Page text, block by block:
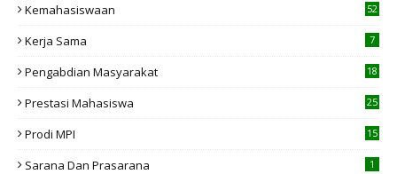
Kemahasiswaan 52
Kerja Sama 7
Pengabdian Masyarakat 18
Prestasi Mahasiswa 25
Prodi MPI
15
Sarana Dan Prasarana 1